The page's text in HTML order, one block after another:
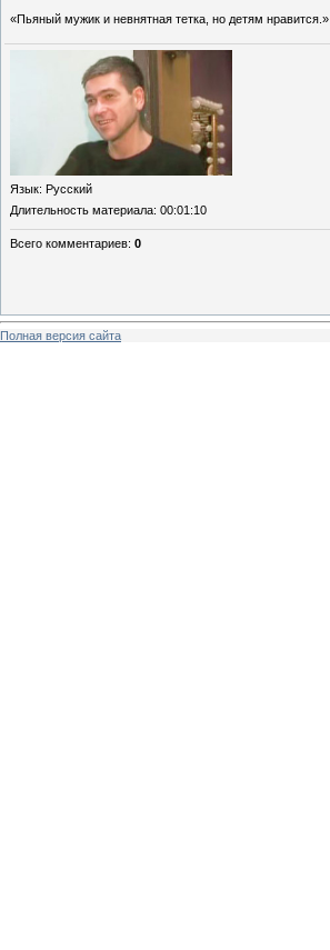
«Пьяный мужик и невнятная тетка, но детям нравится.»
Язык: Русский
Длительность материала: 00:01:10
Всего комментариев: 0
Полная версия сайта